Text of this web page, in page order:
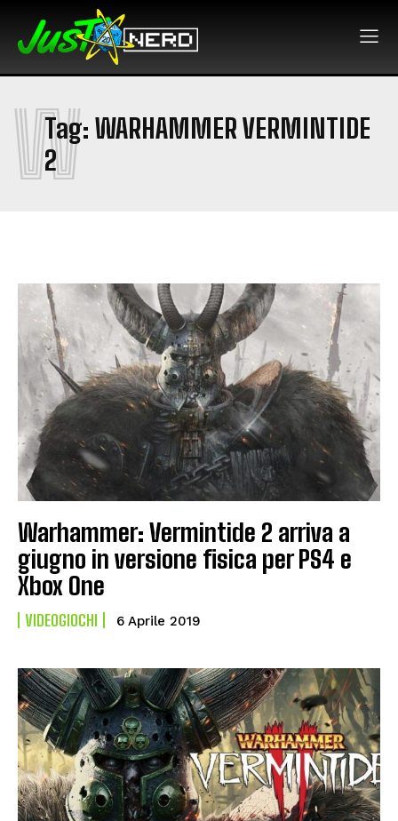
Tag: WARHAMMER VERMINTIDE
2
W
Warhammer: Vermintide 2 arriva a
giugno in versione fisica per PS4 e
Xbox One
VIDEOGIOCHI 6 Aprile 2019